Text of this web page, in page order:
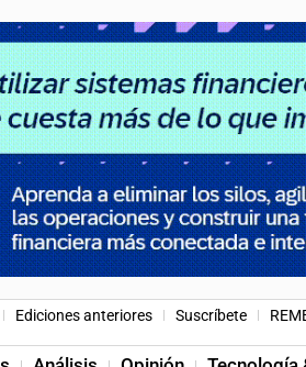
Ediciones anteriores Suscríbete